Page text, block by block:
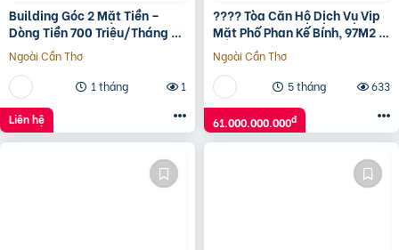
Building Góc 2 Mặt Tiền –
Dòng Tiền 700 Triệu/Tháng –
Trung Tâm Q1 Tp.hcm
Ngoài Cần Thơ
1 tháng
1
Liên hệ
???? Tòa Căn Hộ Dịch Vụ Vip
Mặt Phố Phan Kế Bính, 97M2 9
Tầng, 17 Phòng, Chỉ 61 Tỷ ????
Ngoài Cần Thơ
5 tháng
633
61.000.000.000đ